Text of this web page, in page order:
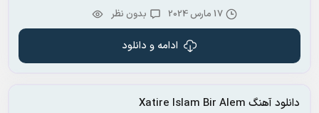
17 مارس 2024 بدون نظر
ادامه و دانلود
دانلود آهنگ Xatire Islam Bir Alem